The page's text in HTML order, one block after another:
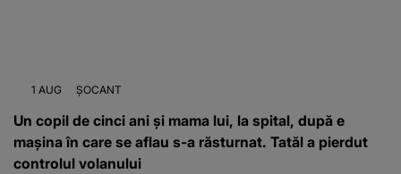
1 AUG ȘOCANT
Un copil de cinci ani și mama lui, la spital, după e
mașina în care se aflau s-a răsturnat. Tatăl a pierdut
controlul volanului